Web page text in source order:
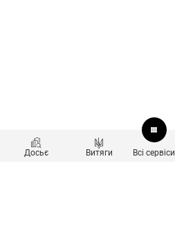
Досьє Витяги Всі сервіси